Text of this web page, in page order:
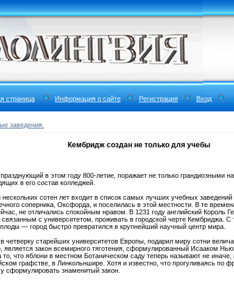
страница Информация о сайте Регистрация Вход
заведения.
Кембридж создан не только для учебы
в этом году 800-летие, поражает не только грандиозными
в его состав колледжей.
сотен лет входит в список самых лучших учебных
соперника, Оксфорда, и поселилась в этой местности. В те
не отличались спокойным нравом. В 1231 году английский Король
с университетом, проживать в городской черте Кембриджа. С
— город быстро превратился в крупнейший научный центр мира.
четверку старейших университетов Европы, подарил миру сотни
закон всемирного тяготения, сформулированный Исааком
то, что яблони в местном Ботаническом саду теперь называют не
графстве, в Линкольншире. Хотя и известно, что прогуливаясь
сформулировать знаменитый закон.